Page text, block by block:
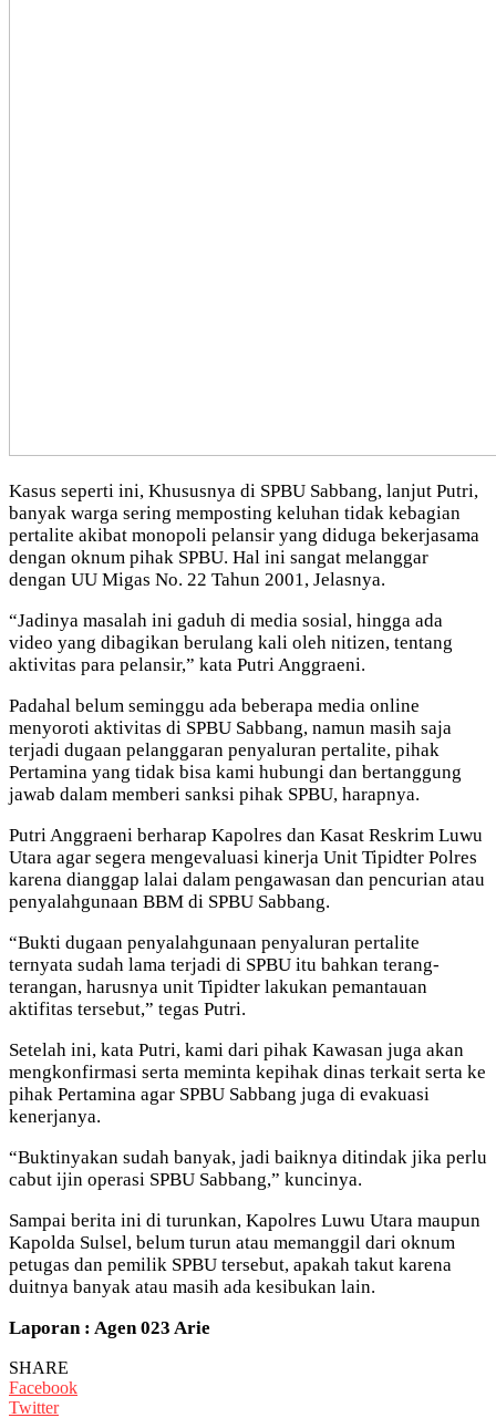
Kasus seperti ini, Khususnya di SPBU Sabbang, lanjut Putri,
banyak warga sering memposting keluhan tidak kebagian
pertalite akibat monopoli pelansir yang diduga bekerjasama
dengan oknum pihak SPBU. Hal ini sangat melanggar
dengan UU Migas No. 22 Tahun 2001, Jelasnya.
“Jadinya masalah ini gaduh di media sosial, hingga ada
video yang dibagikan berulang kali oleh nitizen, tentang
aktivitas para pelansir,” kata Putri Anggraeni.
Padahal belum seminggu ada beberapa media online
menyoroti aktivitas di SPBU Sabbang, namun masih saja
terjadi dugaan pelanggaran penyaluran pertalite, pihak
Pertamina yang tidak bisa kami hubungi dan bertanggung
jawab dalam memberi sanksi pihak SPBU, harapnya.
Putri Anggraeni berharap Kapolres dan Kasat Reskrim Luwu
Utara agar segera mengevaluasi kinerja Unit Tipidter Polres
karena dianggap lalai dalam pengawasan dan pencurian atau
penyalahgunaan BBM di SPBU Sabbang.
“Bukti dugaan penyalahgunaan penyaluran pertalite
ternyata sudah lama terjadi di SPBU itu bahkan terang-
terangan, harusnya unit Tipidter lakukan pemantauan
aktifitas tersebut,” tegas Putri.
Setelah ini, kata Putri, kami dari pihak Kawasan juga akan
mengkonfirmasi serta meminta kepihak dinas terkait serta ke
pihak Pertamina agar SPBU Sabbang juga di evakuasi
kenerjanya.
“Buktinyakan sudah banyak, jadi baiknya ditindak jika perlu
cabut ijin operasi SPBU Sabbang,” kuncinya.
Sampai berita ini di turunkan, Kapolres Luwu Utara maupun
Kapolda Sulsel, belum turun atau memanggil dari oknum
petugas dan pemilik SPBU tersebut, apakah takut karena
duitnya banyak atau masih ada kesibukan lain.
Laporan : Agen 023 Arie
SHARE
Facebook
Twitter